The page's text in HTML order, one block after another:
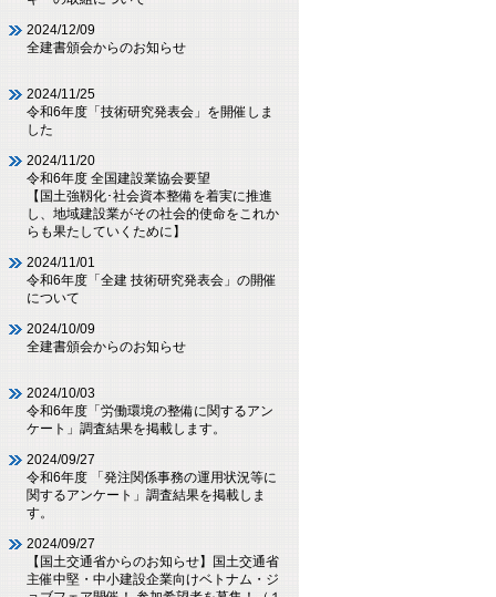
2024/12/09
全建書頒会からのお知らせ
2024/11/25
令和6年度「技術研究発表会」を開催しま
した
2024/11/20
令和6年度 全国建設業協会要望
【国土強靱化･社会資本整備を着実に推進
し、地域建設業がその社会的使命をこれか
らも果たしていくために】
2024/11/01
令和6年度「全建 技術研究発表会」の開催
について
2024/10/09
全建書頒会からのお知らせ
2024/10/03
令和6年度「労働環境の整備に関するアン
ケート」調査結果を掲載します。
2024/09/27
令和6年度 「発注関係事務の運用状況等に
関するアンケート」調査結果を掲載しま
す。
2024/09/27
【国土交通省からのお知らせ】国土交通省
主催中堅・中小建設企業向けベトナム・ジ